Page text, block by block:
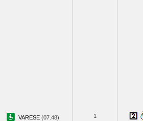
VARESE (07.48) 1